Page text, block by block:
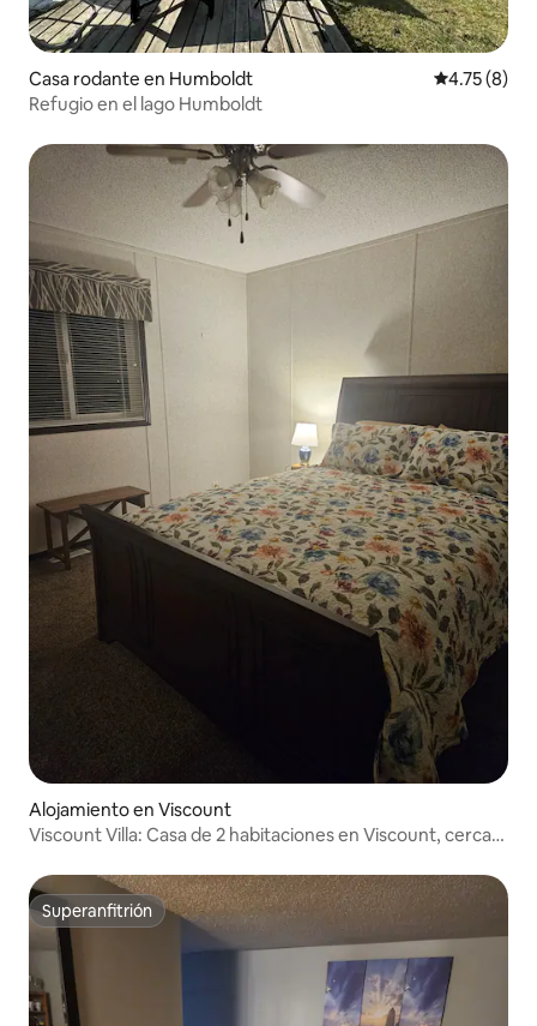
Casa rodante en Humboldt Calificación
4.75 (8)
Refugio en el lago Humboldt
Alojamiento en Viscount
Viscount Villa: Casa de 2 habitaciones en Viscount, cerca
Superanfitrión
Superanfitrión